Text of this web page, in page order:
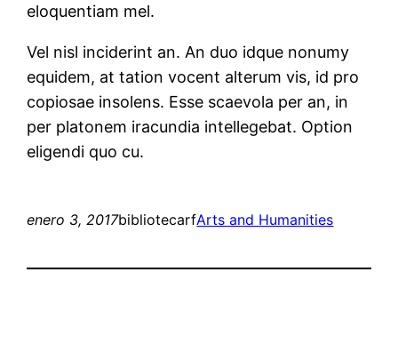
eloquentiam mel.
Vel nisl inciderint an. An duo idque nonumy
equidem, at tation vocent alterum vis, id pro
copiosae insolens. Esse scaevola per an, in
per platonem iracundia intellegebat. Option
eligendi quo cu.
enero 3, 2017bibliotecarfArts and Humanities